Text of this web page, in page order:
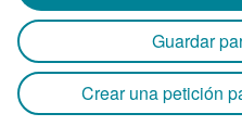
Guardar
Crear una petición